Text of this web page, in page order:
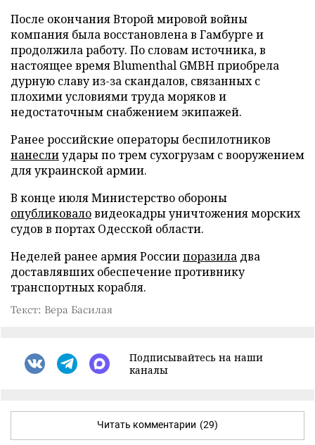
После окончания Второй мировой войны
компания была восстановлена в Гамбурге и
продолжила работу. По словам источника, в
настоящее время Blumenthal GMBH приобрела
дурную славу из-за скандалов, связанных с
плохими условиями труда моряков и
недостаточным снабжением экипажей.
Ранее российские операторы беспилотников
нанеслиудары по трем сухогрузам с вооружением
для украинской армии.
В конце июля Министерство обороны
опубликоваловидеокадры уничтожения морских
судов в портах Одесской области.
Неделей ранее армия Россиипоразила два
доставлявших обеспечение противнику
транспортных корабля.
Текст: Вера Басилая
Подписывайтесь на наши
каналы
Читать комментарии (29)